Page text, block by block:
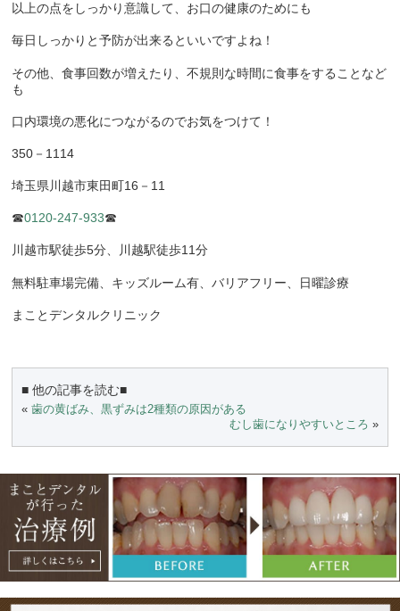
以上の点をしっかり意識して、お口の健康のためにも
毎日しっかりと予防が出来るといいですよね！
その他、食事回数が増えたり、不規則な時間に食事をすることなど
も
口内環境の悪化につながるのでお気をつけて！
350－1114
埼玉県川越市東田町16－11
☎0120-247-933☎
川越市駅徒歩5分、川越駅徒歩11分
無料駐車場完備、キッズルーム有、バリアフリー、日曜診療
まことデンタルクリニック
■ 他の記事を読む■
«歯の黄ばみ、黒ずみは2種類の原因がある
むし歯になりやすいところ »